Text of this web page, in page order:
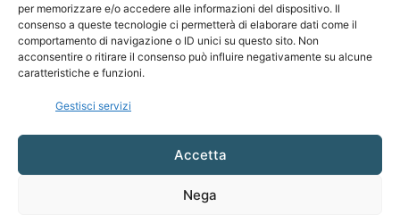
per memorizzare e/o accedere alle informazioni del dispositivo. Il
consenso a queste tecnologie ci permetterà di elaborare dati come il
comportamento di navigazione o ID unici su questo sito. Non
acconsentire o ritirare il consenso può influire negativamente su alcune
caratteristiche e funzioni.
Gestisci servizi
Accetta
Nega
CHI SIAMO
Contattaci:coelumastro@coelum.com